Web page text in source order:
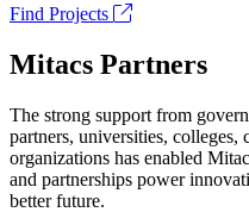
Find Projects
Mitacs Partners
The strong support from
partners, universities, colleges,
organizations has enabled
and partnerships power
better future.